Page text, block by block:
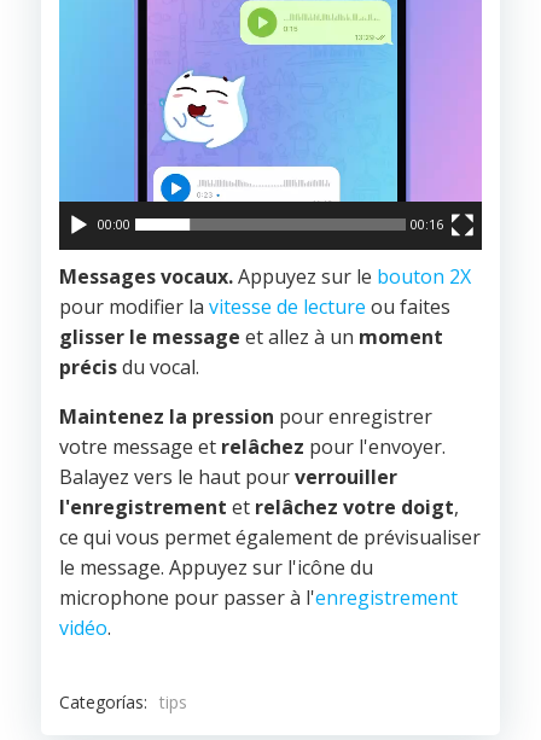
00:00 00:16
Messages vocaux.Appuyez sur le bouton 2X
pour modifier la vitesse de lecture ou faites
glisser le message et allez à un moment
précisdu vocal.
Maintenez la pression pour enregistrer
votre message et relâchez pour l'envoyer.
Balayez vers le haut pourverrouiller
l'enregistrement et relâchez votre doigt,
ce qui vous permet également de prévisualiser
le message. Appuyez sur l'icône du
microphone pour passer à l'enregistrement
vidéo.
Categorías: tips